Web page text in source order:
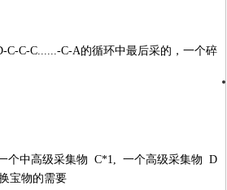
C-C......-C-A的循环中最后采的，一个碎
个中高级采集物 C*1, 一个高级采集物 D
宝物的需要